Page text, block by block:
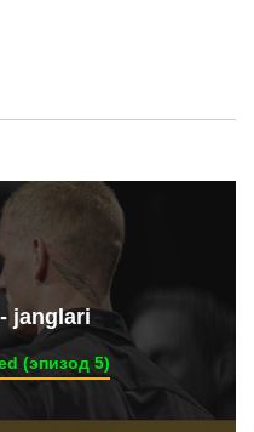
janglari
(эпизод 5)